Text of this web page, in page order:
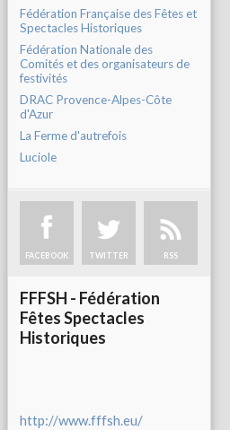
Fédération Française des Fêtes et
Spectacles Historiques
Fédération Nationale des
Comités et des organisateurs de
festivités
DRAC Provence-Alpes-Côte
d'Azur
La Ferme d'autrefois
Luciole
FACEBOOK TWITTER RSS
FFFSH - Fédération
Fêtes Spectacles
Historiques
http://www.fffsh.eu/